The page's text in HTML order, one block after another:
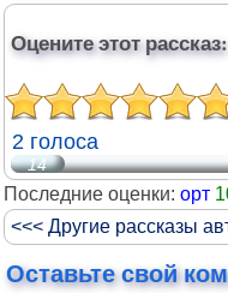
Оцените этот рассказ:
2 голоса
14
Последние оценки: орт
<<< Другие рассказы
Оставьте свой